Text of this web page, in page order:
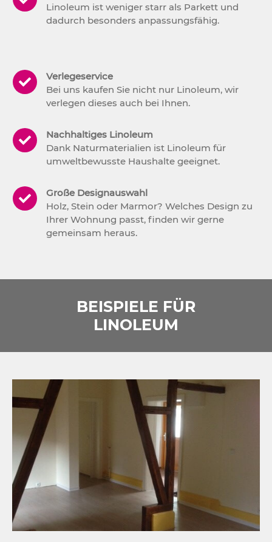
Linoleum ist weniger starr als Parkett und
dadurch besonders anpassungsfähig.
Verlegeservice
Bei uns kaufen Sie nicht nur Linoleum, wir
verlegen dieses auch bei Ihnen.
Nachhaltiges Linoleum
Dank Naturmaterialien ist Linoleum für
umweltbewusste Haushalte geeignet.
Große Designauswahl
Holz, Stein oder Marmor? Welches Design zu
Ihrer Wohnung passt, finden wir gerne
gemeinsam heraus.
BEISPIELE FÜR
LINOLEUM